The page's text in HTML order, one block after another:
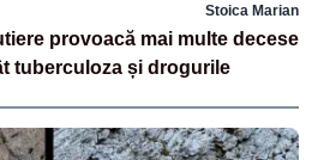
Stoica Marian
provoacă mai multe decese
tuberculoza și drogurile